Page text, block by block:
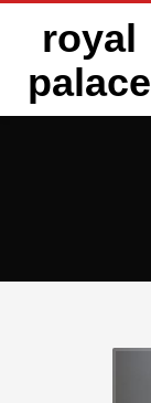
royal
palace